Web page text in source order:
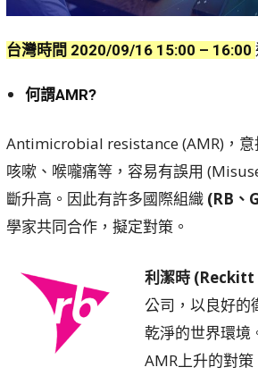
台灣時間 2020/09/16 15:00 – 16:00
何謂AMR?
Antimicrobial resistance (AMR)，
咳嗽、喉嚨痛等，容易有誤用
斷升高。因此有許多國際組織 (RB、
學家共同合作，擬定對策。
利潔時
公司，以良好的
乾淨的世界環境
AMR上升的對策